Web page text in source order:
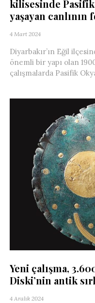
kilisesinde Pasifik
yaşayan
4 Mart 2024
Diyarbakır’ın Eğil
önemli bir yapı olan
çalışmalarda Pasifik
Yeni çalışma,
Diski’nin antik
4 Aralık 2024